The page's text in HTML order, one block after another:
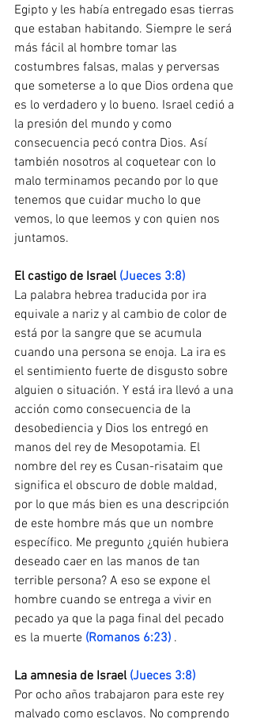
Egipto y les había entregado esas tierras
que estaban habitando. Siempre le será
más fácil al hombre tomar las
costumbres falsas, malas y perversas
que someterse a lo que Dios ordena que
es lo verdadero y lo bueno. Israel cedió a
la presión del mundo y como
consecuencia pecó contra Dios. Así
también nosotros al coquetear con lo
malo terminamos pecando por lo que
tenemos que cuidar mucho lo que
vemos, lo que leemos y con quien nos
juntamos.
El​ ​castigo​ ​de​ ​Israel​ (Jueces 3:8)
La palabra hebrea traducida por ira
equivale a nariz y al cambio de color de
está por la sangre que se acumula
cuando una persona se enoja. La ira es
el sentimiento fuerte de disgusto sobre
alguien o situación. Y está ira llevó a una
acción como consecuencia de la
desobediencia y Dios los entregó en
manos del rey de Mesopotamia. El
nombre del rey es Cusan-risataim que
significa el obscuro de doble maldad,
por lo que más bien es una descripción
de este hombre más que un nombre
específico. Me pregunto ¿quién hubiera
deseado caer en las manos de tan
terrible persona? A eso se expone el
hombre cuando se entrega a vivir en
pecado ya que la paga final del pecado
es la muerte (Romanos 6:23) .
La​ ​amnesia​ ​de​ ​Israel​ ​ (Jueces 3:8)
Por ocho años trabajaron para este rey
malvado como esclavos. No comprendo